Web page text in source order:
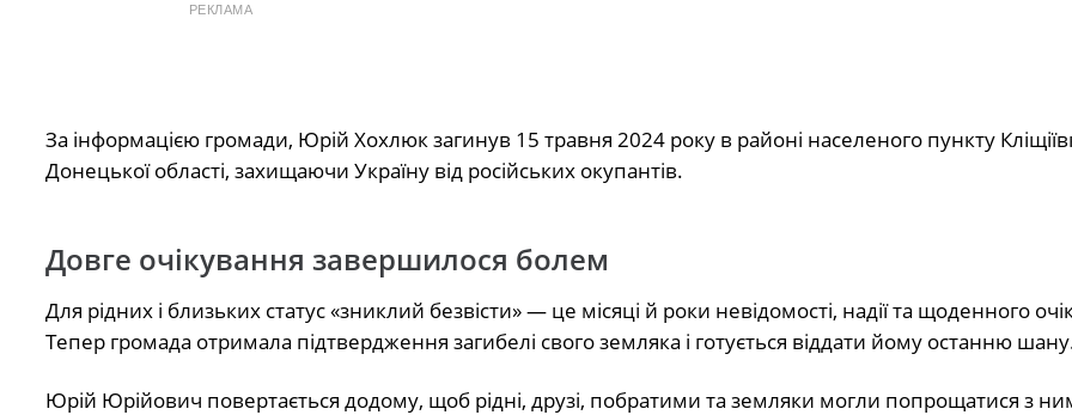
РЕКЛАМА
За інформацією громади, Юрій Хохлюк загинув 15 травня 2024 року в районі населеного пункту
Донецької області, захищаючи Україну від російських окупантів.
Довге очікування завершилося болем
Для рідних і близьких статус «зниклий безвісти» — це місяці й роки невідомості, надії та щоденного
Тепер громада отримала підтвердження загибелі свого земляка і готується віддати йому останню
Юрій Юрійович повертається додому, щоб рідні, друзі, побратими та земляки могли попрощатися з